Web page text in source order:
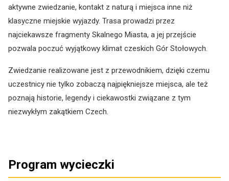
aktywne zwiedzanie, kontakt z naturą i miejsca inne niż
klasyczne miejskie wyjazdy. Trasa prowadzi przez
najciekawsze fragmenty Skalnego Miasta, a jej przejście
pozwala poczuć wyjątkowy klimat czeskich Gór Stołowych.
Zwiedzanie realizowane jest z przewodnikiem, dzięki czemu
uczestnicy nie tylko zobaczą najpiękniejsze miejsca, ale też
poznają historie, legendy i ciekawostki związane z tym
niezwykłym zakątkiem Czech.
Program wycieczki